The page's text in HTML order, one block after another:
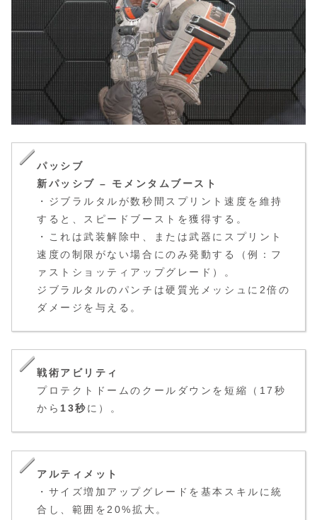
パッシブ
新パッシブ – モメンタムブースト
・ジブラルタルが数秒間スプリント速度を維持
すると、スピードブーストを獲得する。
・これは武装解除中、または武器にスプリント
速度の制限がない場合にのみ発動する（例：フ
ァストショッティアップグレード）。
ジブラルタルのパンチは硬質光メッシュに2倍の
ダメージを与える。
戦術アビリティ
プロテクトドームのクールダウンを短縮（17秒
から 13秒に）。
アルティメット
・サイズ増加アップグレードを基本スキルに統
合し、範囲を20%拡大。